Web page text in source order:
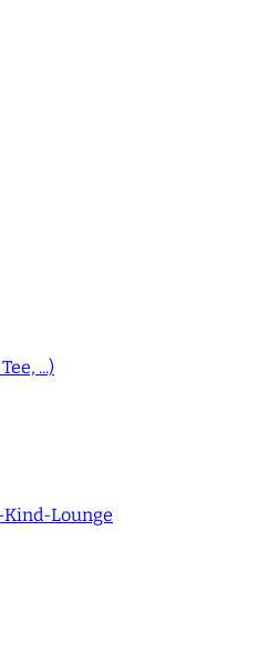
...)
Kind-Lounge